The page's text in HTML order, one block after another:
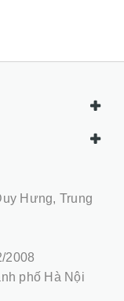
Hưng, Trung
2008
phố Hà Nội